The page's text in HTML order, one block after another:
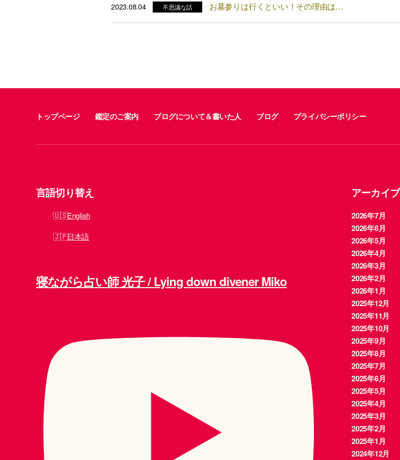
2023.08.04 不思議な話 お墓参りは行くといい！その理由は…
トップページ 鑑定のご案内 ブログについて＆書いた人 ブログ プライバシーポリシー
言語切り替え
English
日本語
寝ながら占い師 光子 / Lying down divener Miko
アーカイブ
2026年7月
2026年6月
2026年5月
2026年4月
2026年3月
2026年2月
2026年1月
2025年12月
2025年11月
2025年10月
2025年9月
2025年8月
2025年7月
2025年6月
2025年5月
2025年4月
2025年3月
2025年2月
2025年1月
2024年12月